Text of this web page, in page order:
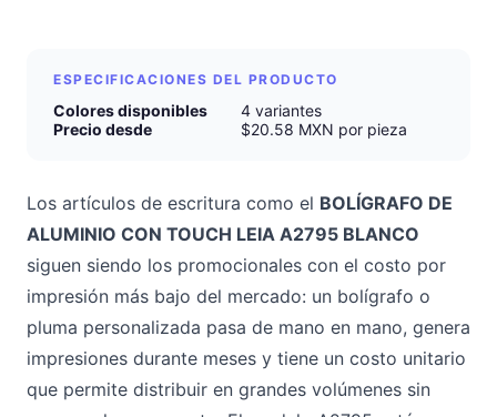
ESPECIFICACIONES DEL PRODUCTO
Colores disponibles
4 variantes
Precio desde
$20.58 MXN por pieza
Los artículos de escritura como el BOLÍGRAFO DE
ALUMINIO CON TOUCH LEIA A2795 BLANCO
siguen siendo los promocionales con el costo por
impresión más bajo del mercado: un bolígrafo o
pluma personalizada pasa de mano en mano, genera
impresiones durante meses y tiene un costo unitario
que permite distribuir en grandes volúmenes sin